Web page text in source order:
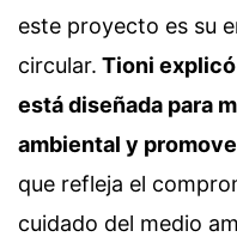
este proyecto es su
circular. Tioni
está diseñada para
ambiental y
que refleja el
cuidado del medio